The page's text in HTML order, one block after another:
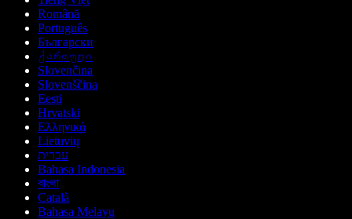
Română
Português
Български
ქართული
Slovenčina
Slovenščina
Eesti
Hrvatski
Ελληνικά
Lietuvių
עברית
Bahasa Indonesia
বাংলা
Català
Bahasa Melayu